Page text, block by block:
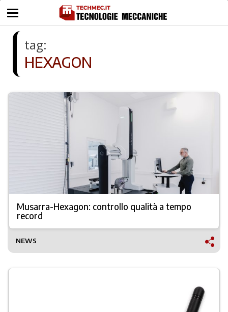
tag:
HEXAGON
Musarra-Hexagon: controllo qualità a tempo
record
NEWS